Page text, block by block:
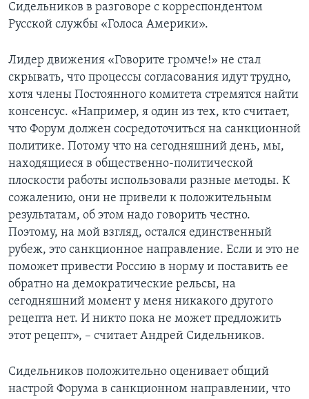
Сидельников в разговоре с корреспондентом
Русской службы «Голоса Америки».
Лидер движения «Говорите громче!» не стал
скрывать, что процессы согласования идут трудно,
хотя члены Постоянного комитета стремятся найти
консенсус. «Например, я один из тех, кто считает,
что Форум должен сосредоточиться на санкционной
политике. Потому что на сегодняшний день, мы,
находящиеся в общественно-политической
плоскости работы использовали разные методы. К
сожалению, они не привели к положительным
результатам, об этом надо говорить честно.
Поэтому, на мой взгляд, остался единственный
рубеж, это санкционное направление. Если и это не
поможет привести Россию в норму и поставить ее
обратно на демократические рельсы, на
сегодняшний момент у меня никакого другого
рецепта нет. И никто пока не может предложить
этот рецепт», – считает Андрей Сидельников.
Сидельников положительно оценивает общий
настрой Форума в санкционном направлении, что